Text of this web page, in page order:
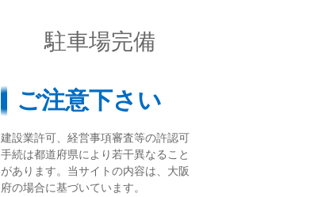
駐車場完備
ご注意下さい
建設業許可、経営事項審査等の許認可
手続は都道府県により若干異なること
があります。当サイトの内容は、大阪
府の場合に基づいています。